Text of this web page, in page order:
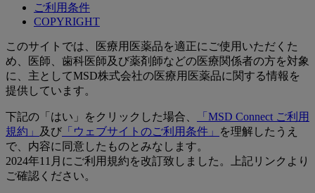
ご利用条件
COPYRIGHT
このサイトでは、医療用医薬品を適正にご使用いただくた
め、医師、歯科医師及び薬剤師などの医療関係者の方を対象
に、主としてMSD株式会社の医療用医薬品に関する情報を
提供しています。
下記の「はい」をクリックした場合、
「MSD Connect ご利用
規約」
及び 「ウェブサイトのご利用条件」
を理解したうえ
で、内容に同意したものとみなします。
2024年11月にご利用規約を改訂致しました。上記リンクより
ご確認ください。